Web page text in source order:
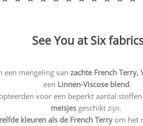
See You at Six
een mengeling van zachte French Terry,
een Linnen-Viscose blend.
voor een beperkt aantal
meisjes geschikt zijn.
kleurenals de French Terry om het